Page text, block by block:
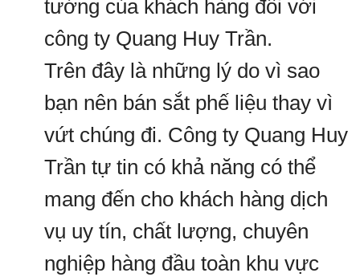
tưởng của khách hàng đối với
công ty Quang Huy Trần.
Trên đây là những lý do vì sao
bạn nên bán sắt phế liệu thay vì
vứt chúng đi. Công ty Quang Huy
Trần tự tin có khả năng có thể
mang đến cho khách hàng dịch
vụ uy tín, chất lượng, chuyên
nghiệp hàng đầu toàn khu vực